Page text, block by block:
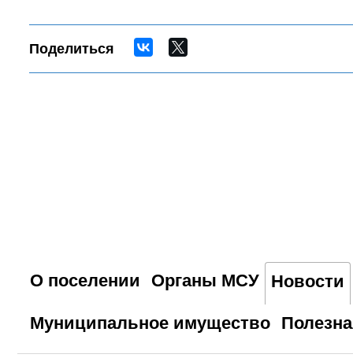
Поделиться
О поселении Органы МСУ Новости
Муниципальное имущество